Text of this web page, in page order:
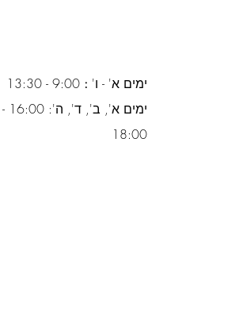
ימים א' - ו' :
ימים א', ב', ד', ה': 16:00 -
18:00